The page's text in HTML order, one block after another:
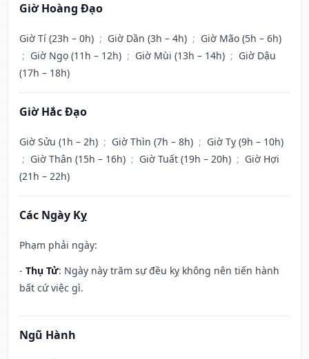
Giờ Hoàng Đạo
Giờ Tí (23h – 0h) ; Giờ Dần (3h – 4h) ; Giờ Mão (5h – 6h)
; Giờ Ngọ (11h – 12h) ; Giờ Mùi (13h – 14h) ; Giờ Dậu
(17h – 18h)
Giờ Hắc Đạo
Giờ Sửu (1h – 2h) ; Giờ Thìn (7h – 8h) ; Giờ Tỵ (9h – 10h)
; Giờ Thân (15h – 16h) ; Giờ Tuất (19h – 20h) ; Giờ Hợi
(21h – 22h)
Các Ngày Kỵ
Phạm phải ngày:
- Thụ Tử: Ngày này trăm sự đều kỵ không nên tiến hành
bất cứ việc gì.
Ngũ Hành